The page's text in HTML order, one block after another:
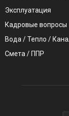
Эксплуатация
Кадровые вопросы
Вода / Тепло /
Смета / ППР